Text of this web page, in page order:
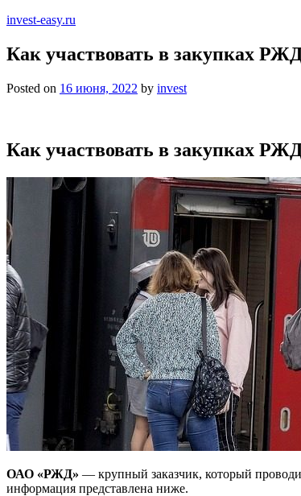
invest-easy.ru
Как участвовать в закупках
Posted on 16 июня, 2022 by invest
Как участвовать в закупках
ОАО «РЖД» — крупный заказчик, который
информация представлена ниже.